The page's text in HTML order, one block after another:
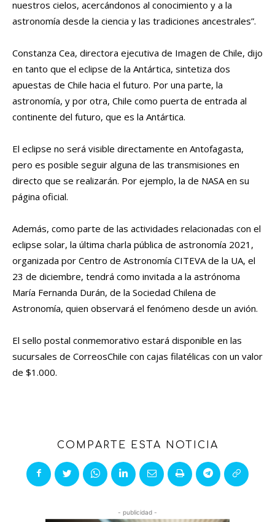
nuestros cielos, acercándonos al conocimiento y a la
astronomía desde la ciencia y las tradiciones ancestrales”.
Constanza Cea, directora ejecutiva de Imagen de Chile, dijo
en tanto que el eclipse de la Antártica, sintetiza dos
apuestas de Chile hacia el futuro. Por una parte, la
astronomía, y por otra, Chile como puerta de entrada al
continente del futuro, que es la Antártica.
El eclipse no será visible directamente en Antofagasta,
pero es posible seguir alguna de las transmisiones en
directo que se realizarán. Por ejemplo, la de NASA en su
página oficial.
Además, como parte de las actividades relacionadas con el
eclipse solar, la última charla pública de astronomía 2021,
organizada por Centro de Astronomía CITEVA de la UA, el
23 de diciembre, tendrá como invitada a la astrónoma
María Fernanda Durán, de la Sociedad Chilena de
Astronomía, quien observará el fenómeno desde un avión.
El sello postal conmemorativo estará disponible en las
sucursales de CorreosChile con cajas filatélicas con un valor
de $1.000.
COMPARTE ESTA NOTICIA
- publicidad -